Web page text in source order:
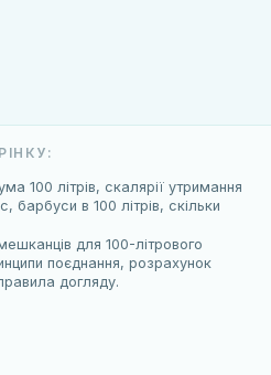
100 літрів, скалярії утримання
барбуси в 100 літрів, скільки
для 100-літрового
поєднання, розрахунок
догляду.